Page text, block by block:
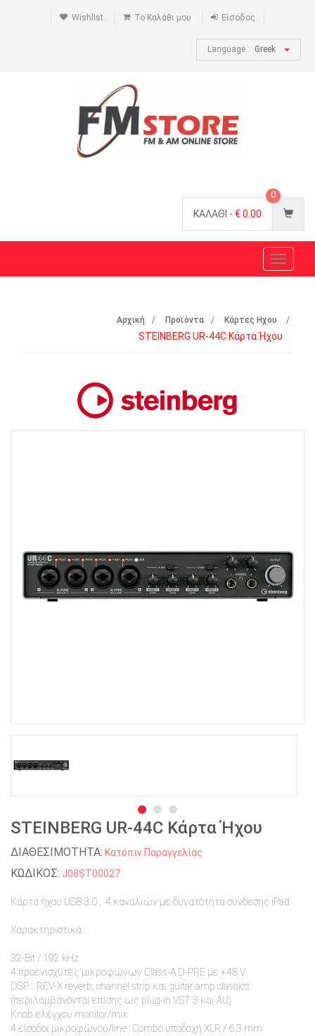
Wishlist Το Καλάθι μου Είσοδος
Language : Greek
ΚΑΛΑΘΙ - € 0.00
0
Toggle
Αρχική Προϊόντα Κάρτες Ηχου
STEINBERG UR-44C Kάρτα Ήχου
STEINBERG UR-44C Kάρτα Ήχου
ΔΙΑΘΕΣΙΜΟΤΗΤΑ: Κατόπιν Παραγγελίας
ΚΩΔΙΚΟΣ: J08ST00027
Kάρτα ήχου USB 3.0 , 4 καναλιών με δυνατότητα σύνδεσης iPad
Xαρακτηριστικά :
32-Bit / 192 kHz
4 προενισχυτές μικροφώνων Class-A D-PRE με +48 V
DSP : REV-X reverb, channel strip και guitar amp classics
(περιλαμβάνονται επίσης ως plug-in VST 3 και AU)
Knob ελέγχου monitor/mix
4 είσοδοι μικροφώνου/line : Combo υποδοχή XLR / 6.3 mm